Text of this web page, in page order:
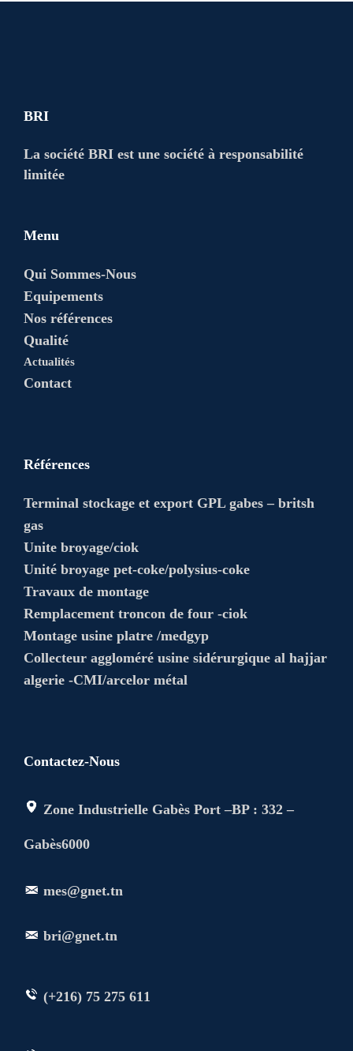
BRI
La société BRI est une société à responsabilité
limitée
Menu
Qui Sommes-Nous
Equipements
Nos références
Qualité
Actualités
Contact
Références
Terminal stockage et export GPL gabes – britsh
gas
Unite broyage/ciok
Unité broyage pet-coke/polysius-coke
Travaux de montage
Remplacement troncon de four -ciok
Montage usine platre /medgyp
Collecteur aggloméré usine sidérurgique al hajjar
algerie -CMI/arcelor métal
Contactez-Nous
Zone Industrielle Gabès Port –BP : 332 –
Gabès6000
mes@gnet.tn
bri@gnet.tn
(+216) 75 275 611